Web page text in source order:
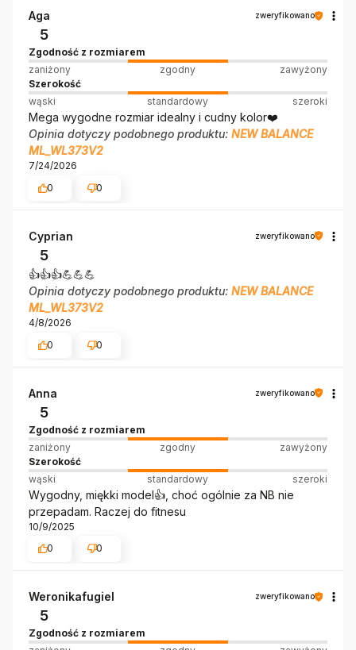
Aga zweryfikowano
5
Zgodność z rozmiarem
zaniżony
zgodny
zawyżony
Szerokość
wąski
standardowy szeroki
Mega wygodne rozmiar idealny i cudny kolor❤️
Opinia dotyczy podobnego produktu: NEW BALANCE
ML_WL373V2
7/24/2026
0
0
Cyprian zweryfikowano
5
👍️👍️👍️💪💪💪
Opinia dotyczy podobnego produktu: NEW BALANCE
ML_WL373V2
4/8/2026
0
0
Anna zweryfikowano
5
Zgodność z rozmiarem
zaniżony
zgodny
zawyżony
Szerokość
wąski
standardowy szeroki
Wygodny, miękki model👍️, choć ogólnie za NB nie
przepadam. Raczej do fitnesu
10/9/2025
0
0
Weronikafugiel zweryfikowano
5
Zgodność z rozmiarem